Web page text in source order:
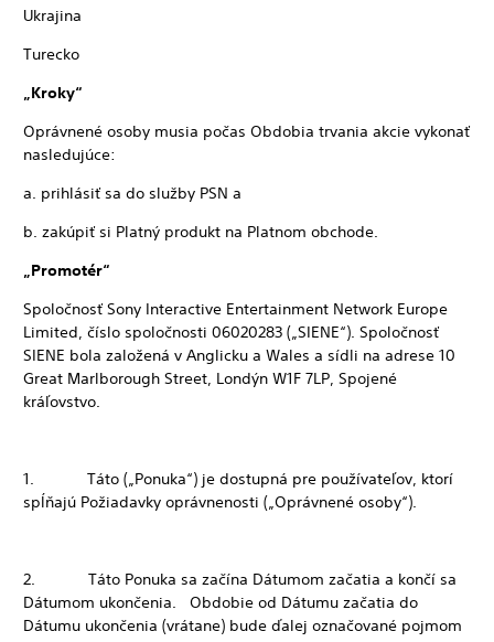
Ukrajina
Turecko
„Kroky“
Oprávnené osoby musia počas Obdobia trvania akcie vykonať
nasledujúce:
a. prihlásiť sa do služby PSN a
b. zakúpiť si Platný produkt na Platnom obchode.
„Promotér“
Spoločnosť Sony Interactive Entertainment Network Europe
Limited, číslo spoločnosti 06020283 („SIENE“). Spoločnosť
SIENE bola založená v Anglicku a Wales a sídli na adrese 10
Great Marlborough Street, Londýn W1F 7LP, Spojené
kráľovstvo.
1. Táto („Ponuka“) je dostupná pre používateľov, ktorí
spĺňajú Požiadavky oprávnenosti („Oprávnené osoby“).
2. Táto Ponuka sa začína Dátumom začatia a končí sa
Dátumom ukončenia. Obdobie od Dátumu začatia do
Dátumu ukončenia (vrátane) bude ďalej označované pojmom